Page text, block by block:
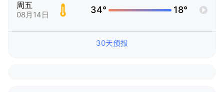
周五
08月14日 34° 18°
30天预报